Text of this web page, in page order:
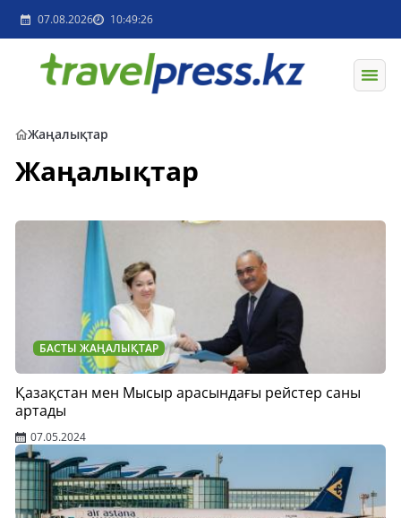
07.08.2026 10:49:26
Жаңалықтар
Жаңалықтар
БАСТЫ ЖАҢАЛЫҚТАР
Қазақстан мен Мысыр арасындағы рейстер саны
артады
07.05.2024